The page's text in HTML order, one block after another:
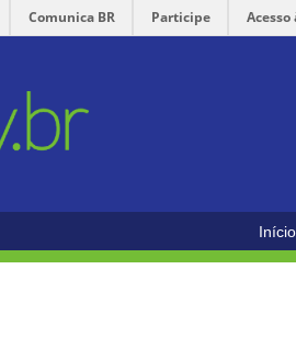
Comunica BR Participe
Início